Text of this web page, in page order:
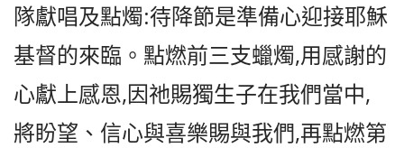
隊獻唱及點燭:待降節是準備心迎接耶穌
基督的來臨。點燃前三支蠟燭,用感謝的
心獻上感恩,因祂賜獨生子在我們當中,
將盼望、信心與喜樂賜與我們,再點燃第